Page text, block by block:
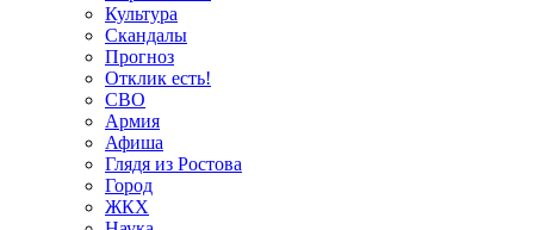
Культура
Скандалы
Прогноз
Отклик есть!
СВО
Армия
Афиша
Глядя из Ростова
Город
ЖКХ